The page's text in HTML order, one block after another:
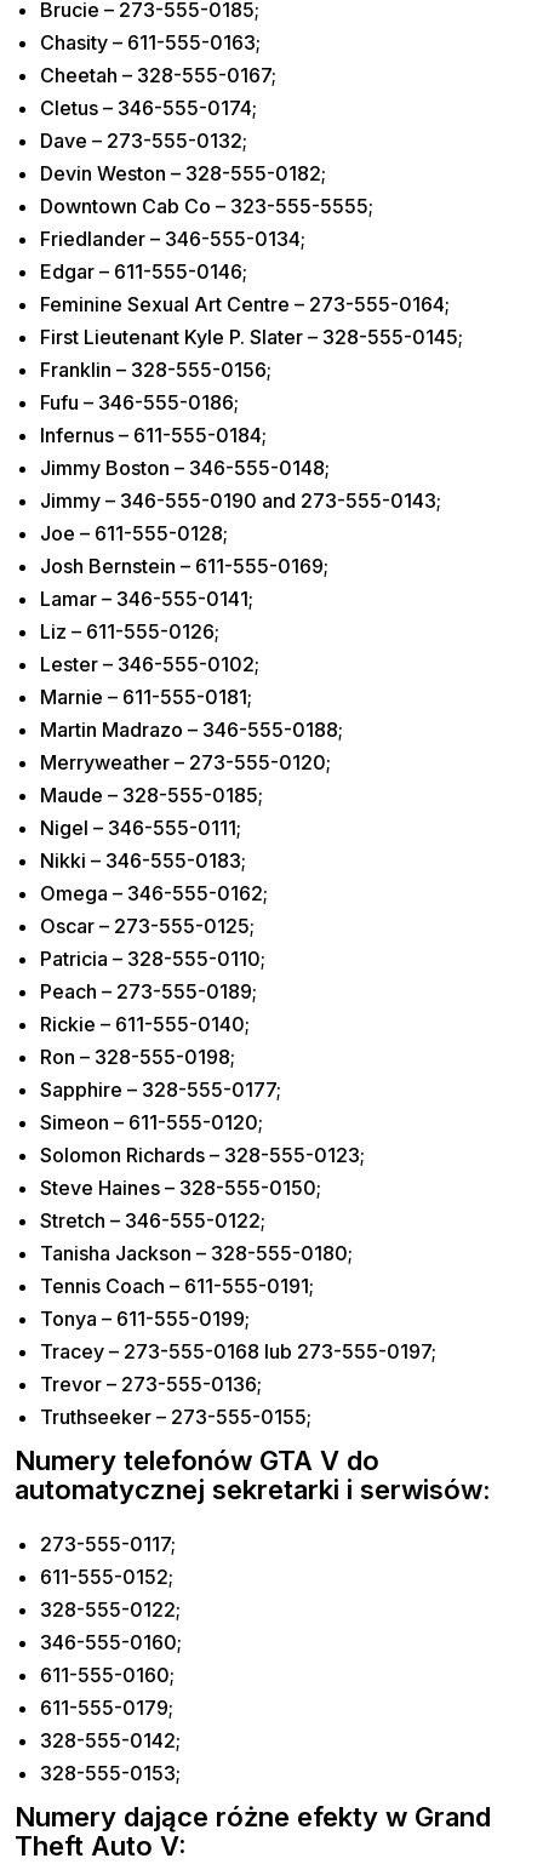
Brucie – 273-555-0185;
Chasity – 611-555-0163;
Cheetah – 328-555-0167;
Cletus – 346-555-0174;
Dave – 273-555-0132;
Devin Weston – 328-555-0182;
Downtown Cab Co – 323-555-5555;
Friedlander – 346-555-0134;
Edgar – 611-555-0146;
Feminine Sexual Art Centre – 273-555-0164;
First Lieutenant Kyle P. Slater – 328-555-0145;
Franklin – 328-555-0156;
Fufu – 346-555-0186;
Infernus – 611-555-0184;
Jimmy Boston – 346-555-0148;
Jimmy – 346-555-0190 and 273-555-0143;
Joe – 611-555-0128;
Josh Bernstein – 611-555-0169;
Lamar – 346-555-0141;
Liz – 611-555-0126;
Lester – 346-555-0102;
Marnie – 611-555-0181;
Martin Madrazo – 346-555-0188;
Merryweather – 273-555-0120;
Maude – 328-555-0185;
Nigel – 346-555-0111;
Nikki – 346-555-0183;
Omega – 346-555-0162;
Oscar – 273-555-0125;
Patricia – 328-555-0110;
Peach – 273-555-0189;
Rickie – 611-555-0140;
Ron – 328-555-0198;
Sapphire – 328-555-0177;
Simeon – 611-555-0120;
Solomon Richards – 328-555-0123;
Steve Haines – 328-555-0150;
Stretch – 346-555-0122;
Tanisha Jackson – 328-555-0180;
Tennis Coach – 611-555-0191;
Tonya – 611-555-0199;
Tracey – 273-555-0168 lub 273-555-0197;
Trevor – 273-555-0136;
Truthseeker – 273-555-0155;
Numery telefonów GTA V do
automatycznej sekretarki i serwisów:
273-555-0117;
611-555-0152;
328-555-0122;
346-555-0160;
611-555-0160;
611-555-0179;
328-555-0142;
328-555-0153;
Numery dające różne efekty w Grand
Theft Auto V: